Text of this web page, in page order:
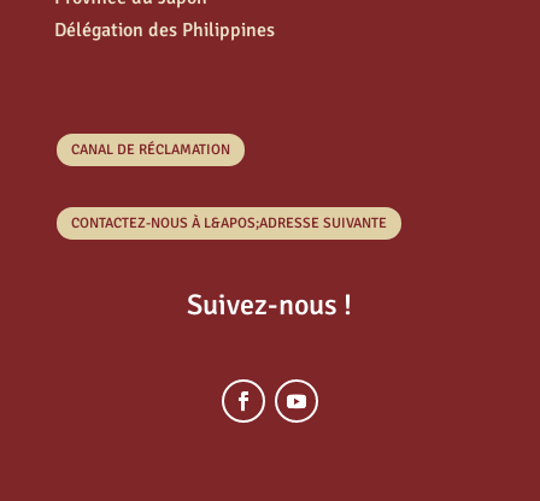
Délégation des Philippines
CANAL DE RÉCLAMATION
CONTACTEZ-NOUS À L&APOS;ADRESSE SUIVANTE
Suivez-nous !